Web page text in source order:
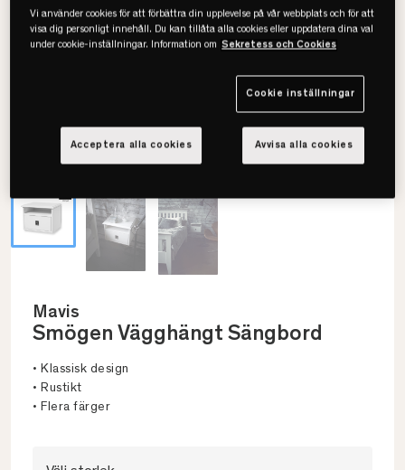
Mavis
Smögen Vägghängt Sängbord
• Klassisk design
• Rustikt
• Flera färger
Vi använder cookies för att förbättra din upplevelse på vår webbplats och för att
visa dig personligt innehåll. Du kan tillåta alla cookies eller uppdatera dina val
under cookie-inställningar. Information om Sekretess och Cookies
Cookie inställningar
Avvisa alla cookies
Acceptera alla cookies